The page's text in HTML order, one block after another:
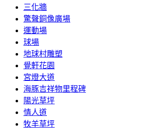
三化牆
驚聲銅像廣場
運動場
球場
地球村雕塑
覺軒花園
宮燈大道
海豚吉祥物里程碑
陽光草坪
情人道
牧羊草坪